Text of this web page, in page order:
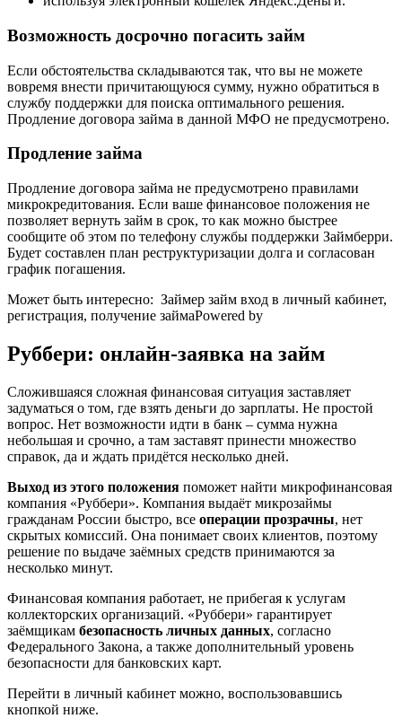
Возможность досрочно погасить займ
Если обстоятельства складываются так, что вы не можете
вовремя внести причитающуюся сумму, нужно обратиться в
службу поддержки для поиска оптимального решения.
Продление договора займа в данной МФО не предусмотрено.
Продление займа
Продление договора займа не предусмотрено правилами
микрокредитования. Если ваше финансовое положения не
позволяет вернуть займ в срок, то как можно быстрее
сообщите об этом по телефону службы поддержки Займберри.
Будет составлен план реструктуризации долга и согласован
график погашения.
Может быть интересно: Займер займ вход в личный кабинет,
регистрация, получение займаPowered by
Руббери: онлайн-заявка на займ
Сложившаяся сложная финансовая ситуация заставляет
задуматься о том, где взять деньги до зарплаты. Не простой
вопрос. Нет возможности идти в банк – сумма нужна
небольшая и срочно, а там заставят принести множество
справок, да и ждать придётся несколько дней.
Выход из этого положения поможет найти микрофинансовая
компания «Pуббери». Компания выдаёт микрозаймы
гражданам России быстро, все операции прозрачны, нет
скрытых комиссий. Она понимает своих клиентов, поэтому
решение по выдаче заёмных средств принимаются за
несколько минут.
Финансовая компания работает, не прибегая к услугам
коллекторских организаций. «Руббери» гарантирует
заёмщикам безопасность личных данных, согласно
Федерального Закона, а также дополнительный уровень
безопасности для банковских карт.
Перейти в личный кабинет можно, воспользовавшись
кнопкой ниже.